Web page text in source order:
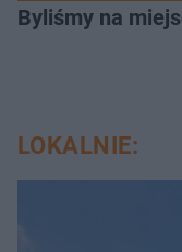
Byliśmy na
LOKALNIE: